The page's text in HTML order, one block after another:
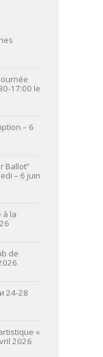
17:00 le
– 6
Ballot”
– 6 juin
à la
de
24-28
«
2026